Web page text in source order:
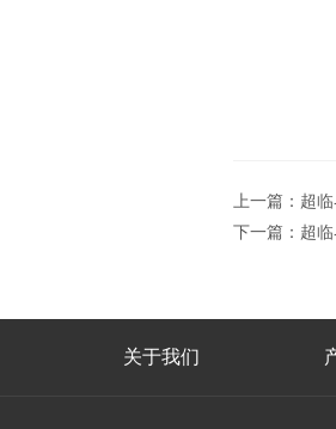
上一篇： 超
下一篇： 超
关于我们